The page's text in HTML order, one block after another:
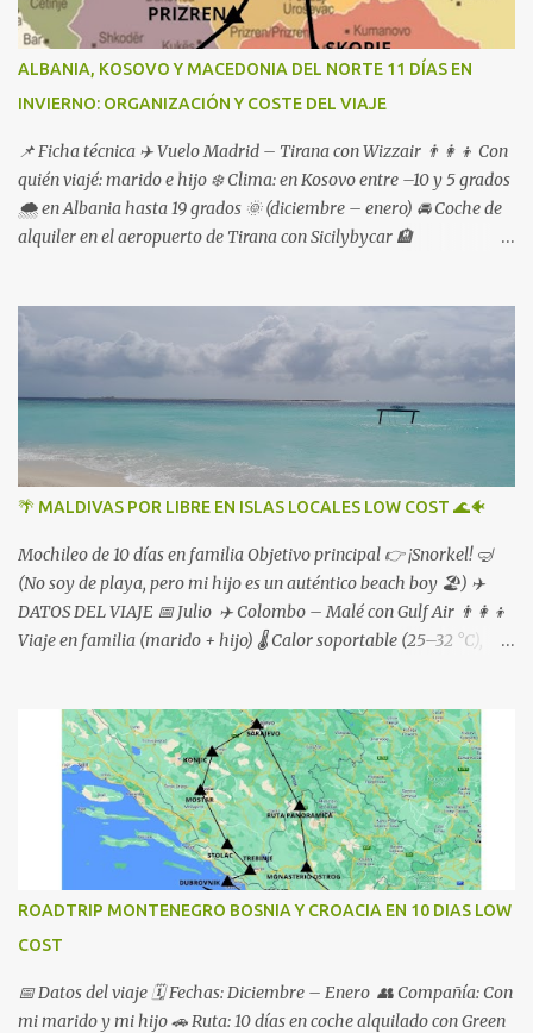
ALBANIA, KOSOVO Y MACEDONIA DEL NORTE 11 DÍAS EN
INVIERNO: ORGANIZACIÓN Y COSTE DEL VIAJE
📌 Ficha técnica ✈️ Vuelo Madrid – Tirana con Wizzair 👨‍👩‍👦 Con
quién viajé: marido e hijo ❄️ Clima: en Kosovo entre –10 y 5 grados
🌨️ en Albania hasta 19 grados 🌞 (diciembre – enero) 🚘 Coche de
alquiler en el aeropuerto de Tirana con Sicilybycar 🏨
🌴 MALDIVAS POR LIBRE EN ISLAS LOCALES LOW COST 🌊🐠
Mochileo de 10 días en familia Objetivo principal 👉 ¡Snorkel! 🤿
(No soy de playa, pero mi hijo es un auténtico beach boy 🏖️) ✈️
DATOS DEL VIAJE 📅 Julio ✈️ Colombo – Malé con Gulf Air 👨‍👩‍👦
Viaje en familia (marido + hijo) 🌡️ Calor soportable (25–32 °C),
ROADTRIP MONTENEGRO BOSNIA Y CROACIA EN 10 DIAS LOW
COST
📅 Datos del viaje 🗓️ Fechas: Diciembre – Enero 👥 Compañía: Con
mi marido y mi hijo 🚗 Ruta: 10 días en coche alquilado con Green